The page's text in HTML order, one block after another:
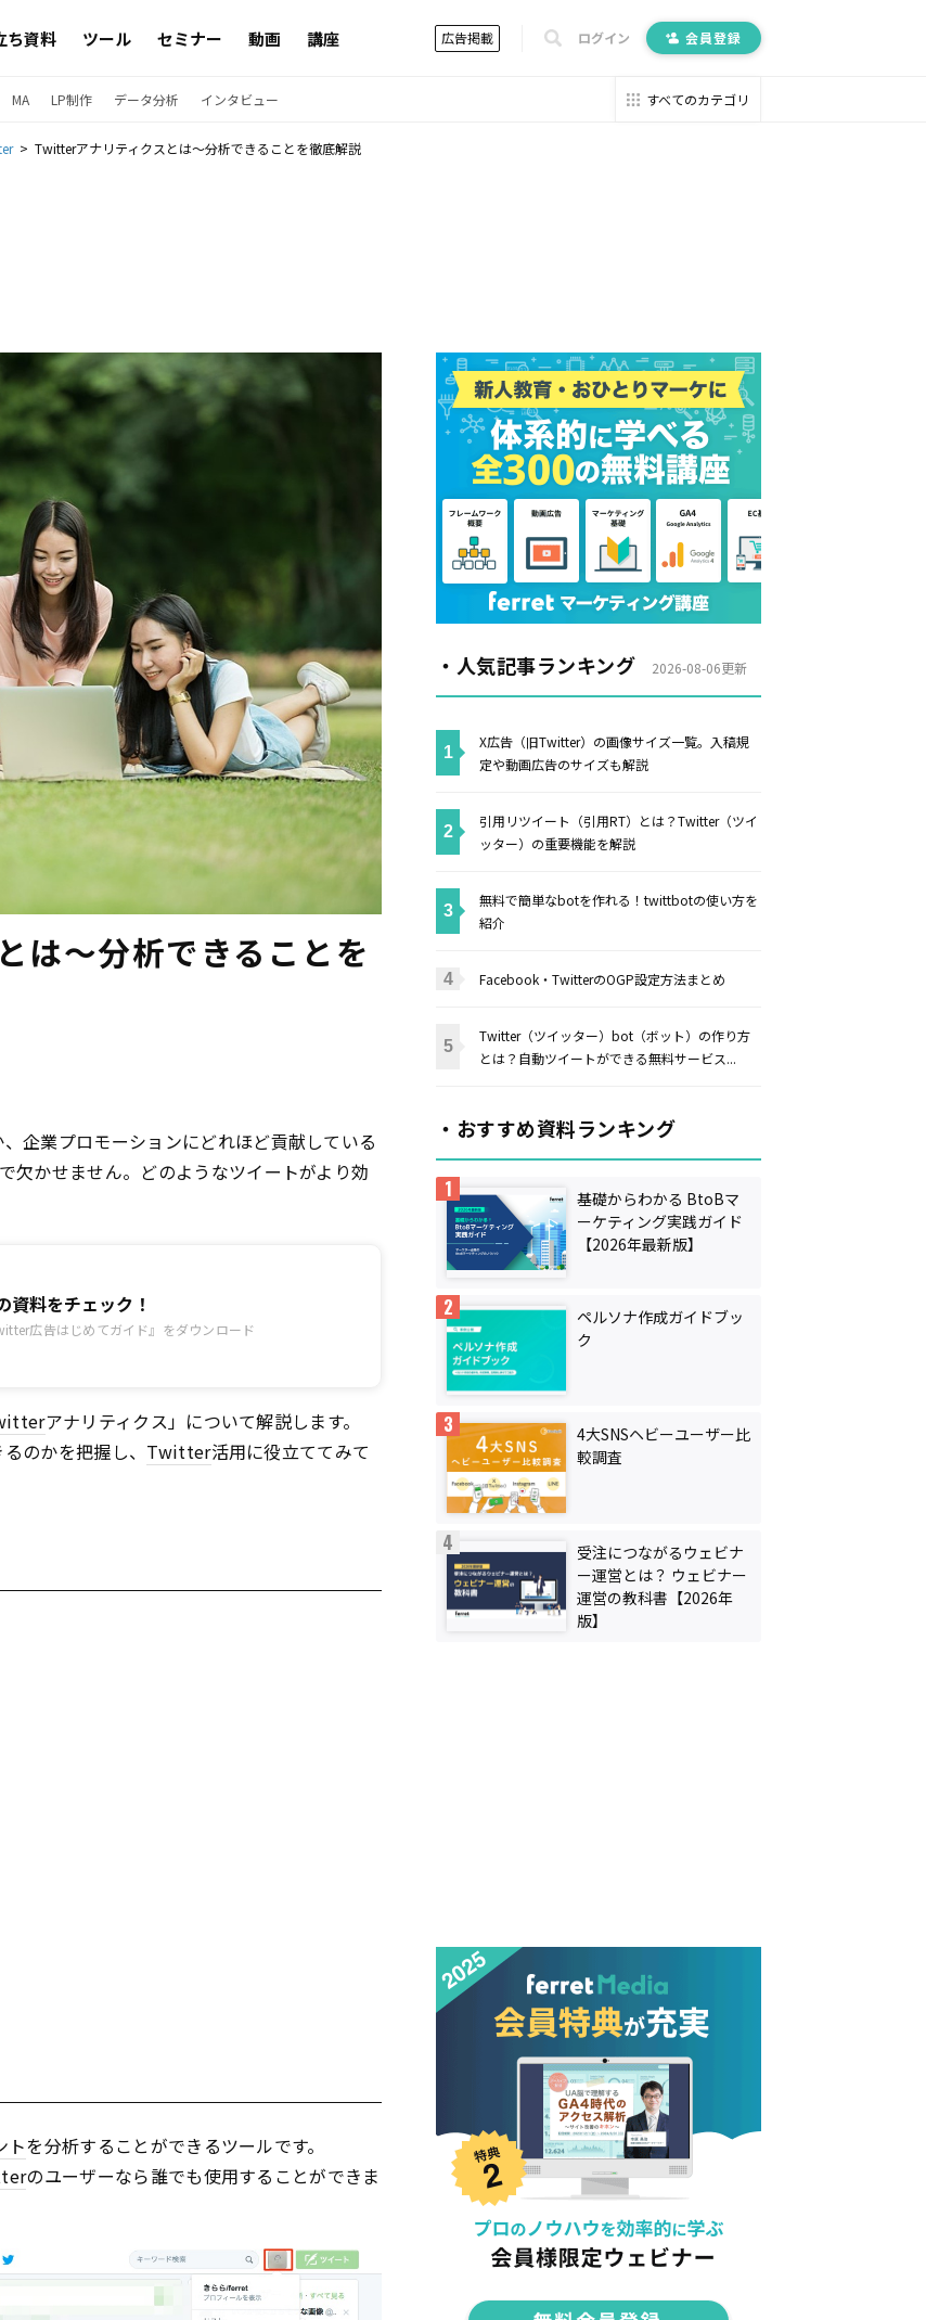
ち資料 ツール セミナー 動画 講座 広告掲載 ログイン 会員登録
MA LP制作 データ分析 インタビュー すべてのカテゴリ
Twitterアナリティクスとは〜分析できることを徹底解説
は〜分析できることを
企業プロモーションにどれほど貢献している
欠かせません。どのようなツイートがより効
料をチェック！
広告はじめてガイド』をダウンロード
アナリティクス」について解説します。
のかを把握し、 Twitter活用に役立ててみて
トを分析することができるツールです。
のユーザーなら誰でも使用することができま
・人気記事ランキング 2026-08-06更新
X広告（旧Twitter）の画像サイズ一覧。入稿規
定や動画広告のサイズも解説
引用リツイート（引用RT）とは？Twitter（ツイ
ッター）の重要機能を解説
無料で簡単なbotを作れる！twittbotの使い方を
紹介
Facebook・TwitterのOGP設定方法まとめ
Twitter（ツイッター）bot（ボット）の作り方
とは？自動ツイートができる無料サービス...
・おすすめ資料ランキング
基礎からわかる BtoBマ
ーケティング実践ガイド
【2026年最新版】
ペルソナ作成ガイドブッ
ク
4大SNSヘビーユーザー比
較調査
受注につながるウェビナ
ー運営とは？ ウェビナー
運営の教科書【2026年
版】